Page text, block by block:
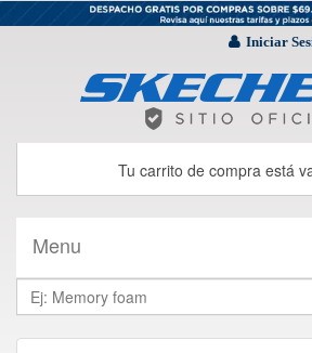
Iniciar
Tu carrito de compra está
Menu